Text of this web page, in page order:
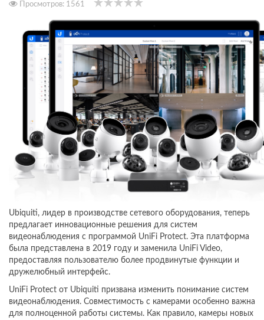
Просмотров: 1561
Ubiquiti, лидер в производстве сетевого оборудования, теперь
предлагает инновационные решения для систем
видеонаблюдения с программой UniFi Protect. Эта платформа
была представлена в 2019 году и заменила UniFi Video,
предоставляя пользователю более продвинутые функции и
дружелюбный интерфейс.
UniFi Protect от Ubiquiti призвана изменить понимание систем
видеонаблюдения. Совместимость с камерами особенно важна
для полноценной работы системы. Как правило, камеры новых